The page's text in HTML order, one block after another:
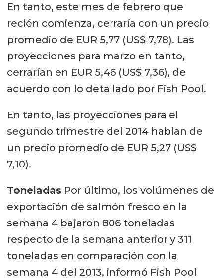
En tanto, este mes de febrero que
recién comienza, cerraría con un precio
promedio de EUR 5,77 (US$ 7,78). Las
proyecciones para marzo en tanto,
cerrarían en EUR 5,46 (US$ 7,36), de
acuerdo con lo detallado por Fish Pool.
En tanto, las proyecciones para el
segundo trimestre del 2014 hablan de
un precio promedio de EUR 5,27 (US$
7,10).
ToneladasPor último, los volúmenes de
exportación de salmón fresco en la
semana 4 bajaron 806 toneladas
respecto de la semana anterior y 311
toneladas en comparación con la
semana 4 del 2013, informó Fish Pool